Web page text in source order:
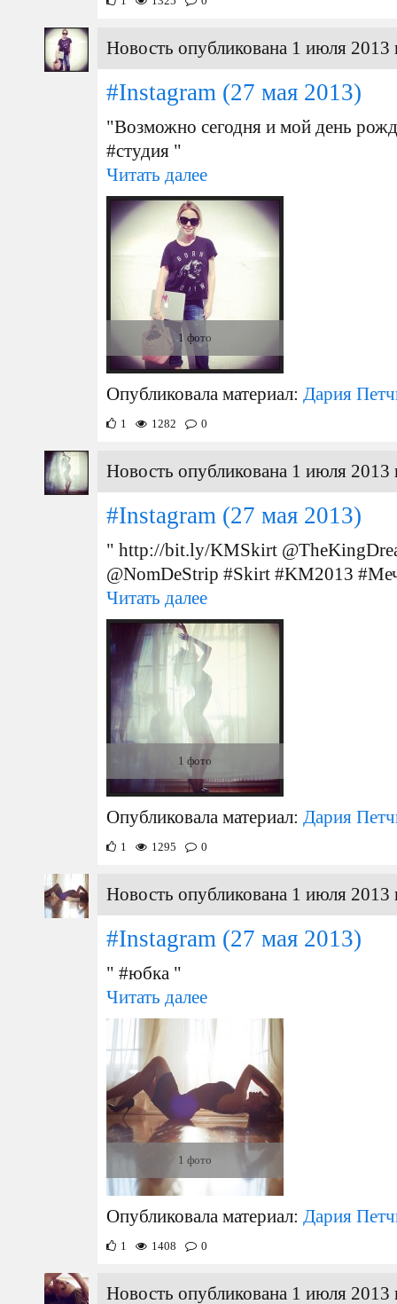
Новость опубликована 1 июля 2013
#Instagram (27 мая 2013)
"Возможно сегодня и мой день
#студия "
Читать далее
1 фото
Опубликовала материал: Дария
1 1282 0
Новость опубликована 1 июля 2013
#Instagram (27 мая 2013)
" http://bit.ly/KMSkirt
@NomDeStrip #Skirt #KM2013
Читать далее
1 фото
Опубликовала материал: Дария
1 1295 0
Новость опубликована 1 июля 2013
#Instagram (27 мая 2013)
" #юбка "
Читать далее
1 фото
Опубликовала материал: Дария
1 1408 0
Новость опубликована 1 июля 2013